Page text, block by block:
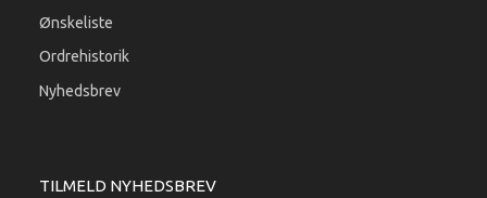
Ønskeliste
Ordrehistorik
Nyhedsbrev
TILMELD NYHEDSBREV